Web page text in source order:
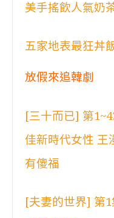
美手搖飲人氣奶
五家地表最狂丼
放假來追韓劇
[三十而已] 第
佳新時代女性 王
有傻福
[夫妻的世界] 第